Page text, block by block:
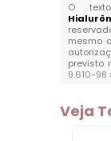
O
mesmo
previsto
9.610-
Veja